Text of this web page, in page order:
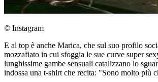
© Instagram
E al top è anche Marica, che sul suo profilo
mozzafiato in cui sfoggia le sue curve super
lunghissime gambe sensuali catalizzano lo
indossa una t-shirt che recita: "Sono molto più